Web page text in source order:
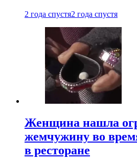
2 года спустя2 года спустя
Женщина нашла
жемчужину во
в ресторане